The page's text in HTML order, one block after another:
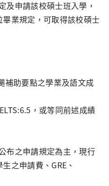
及申請該校碩士班入學，
業規定，可取得該校碩士
補助要點之學業及語文成
， 或等同前述成績
布之申請規定為主，現行
之申請費、GRE、